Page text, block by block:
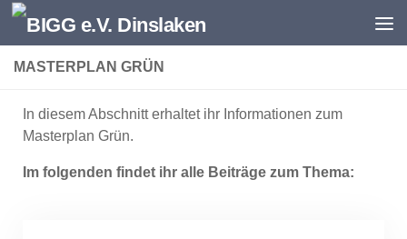
Zum Inhalt springen
MASTERPLAN GRÜN
In diesem Abschnitt erhaltet ihr Informationen zum
Masterplan Grün.
Im folgenden findet ihr alle Beiträge zum Thema: